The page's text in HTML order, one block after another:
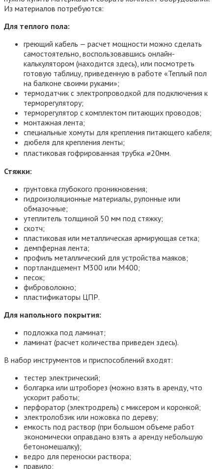
Из материалов потребуются:
Для теплого пола:
греющий кабель — расчет мощности можно сделать
самостоятельно, воспользовавшись онлайн-
калькулятором (находится здесь), или посмотреть
готовую таблицу, приведенную в работе «Теплый пол
на балконе своими руками»;
термодатчик с электропроводкой для подключения к
терморегулятору;
терморегулятор с комплектом питающих проводов;
монтажная лента;
специальные хомуты для крепления питающего кабеля;
дюбеля для крепления ленты;
пластиковая гофрированная трубка ⌀20мм.
Стяжки:
грунтовка глубокого проникновения;
гидроизоляционные материалы, рулонные или
обмазочные;
утеплитель толщиной 50 мм под стяжку;
скотч;
пластиковая или металлическая армирующая сетка;
демпферная лента;
профиль металлический для устройства маяков;
портландцемент М300 или М400;
песок;
фиброволокно;
пластификаторы ЦПР.
Для напольного покрытия:
подложка под ламинат;
ламинат (расчет количества приведен здесь).
В набор инструментов и приспособлений входят:
тестер электрический;
болгарка или штроборез (можно взять в аренду, что
ускорит работы;
перфоратор (электродрель) с миксером и коронкой;
электролобзик или ножовка по дереву;
емкость под раствор (при большом объеме работ
экономически оправдано взять а аренду небольшую
бетономешалку);
ведро для переноски раствора;
правило;